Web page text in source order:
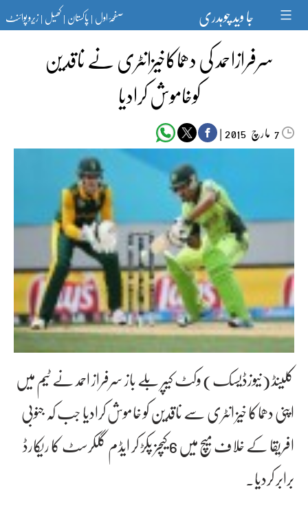
content جا وید چوہدری صفحۂ اول|پاکستان|کھیل|زیرو پوائنٹ
سرفرازاحمد کی دھماکاخیزانٹری نے ناقدین
کوخاموش کرادیا
7مارچ‬‮ |
کلینڈ (نیوزڈیسک) وکٹ کیپر بلے باز سرفراز احمد نے ٹیم میں
اپنی دھماکا خیز انٹری سے ناقدین کو خاموش کرادیا جب کہ جنوبی
افریقا کے خلاف میچ میں 6 کیچز پکڑ کر ایڈم گلکرسٹ کا ریکارڈ
برابر کردیا۔